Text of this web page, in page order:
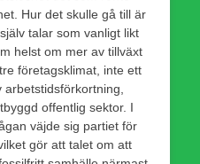
Hur det skulle gå till är
talar som vanligt likt
helst om mer av tillväxt
företagsklimat, inte ett
offentlig sektor. I
väjde sig partiet för
gör att talet om att